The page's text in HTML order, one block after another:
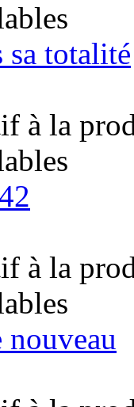
sa totalité
à la
à la